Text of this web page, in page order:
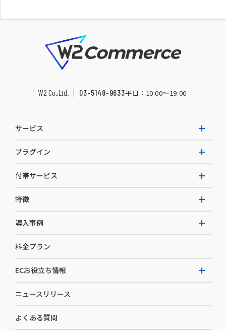
W2 Co.,Ltd. 03-5148-9633平日：10:00〜19:00
サービス
W2 Commerce Repeat
W2 Commerce BtoB
W2 Commerce Asia
プラグイン
AI buddy
付帯サービス
EC運用構築支援・運用支援
カスタマーサクセス
セキュリティ
デザイン制作
コンサルティング
特徴
選ばれる理由
開発体制
導入事例
導入企業一覧
料金プラン
ECお役立ち情報
お役立ち資料
ニュースリリース
よくある質問